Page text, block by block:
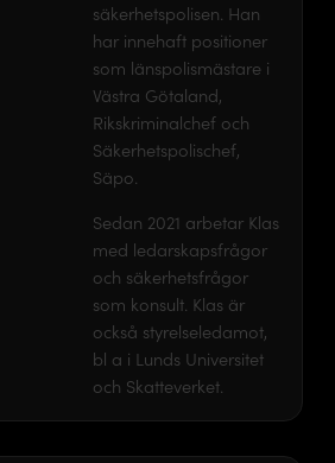
säkerhetspolisen. Han
har innehaft positioner
som länspolismästare i
Västra Götaland,
Rikskriminalchef och
Säkerhetspolischef,
Säpo.
Sedan 2021 arbetar Klas
med ledarskapsfrågor
och säkerhetsfrågor
som konsult. Klas är
också styrelseledamot,
bl a i Lunds Universitet
och Skatteverket.